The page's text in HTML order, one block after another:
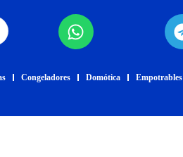
Congeladores Domótica Empotrables